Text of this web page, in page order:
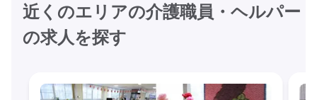
近くのエリアの介護職員・ヘルパー
の求人を探す